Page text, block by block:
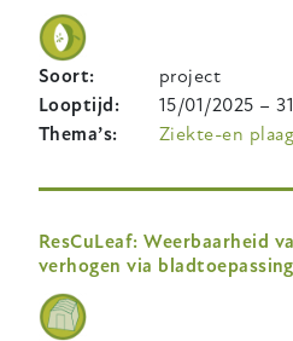
Soort
project
Looptijd
15/01/2025 –
Thema’s
Ziekte-en
ResCuLeaf: Weerbaarheid
verhogen via